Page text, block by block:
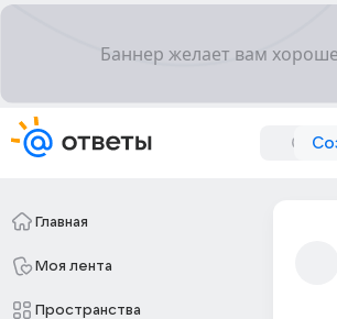
Главная
Моя лента
Пространства